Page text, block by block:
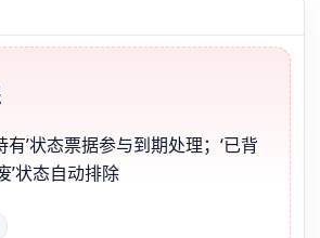
有’状态票据参与到期处理；‘已背
’状态自动排除